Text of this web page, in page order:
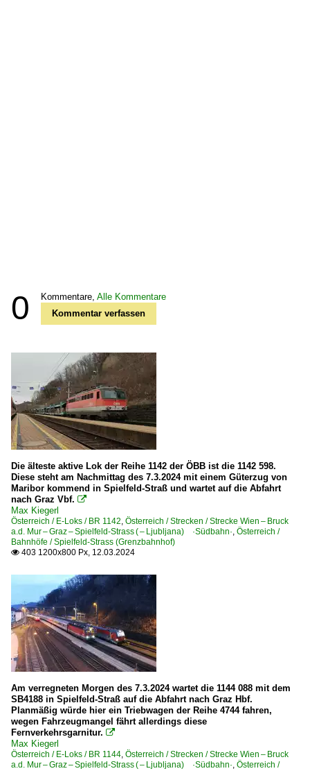
0 Kommentare, Alle Kommentare
Kommentar verfassen
Die älteste aktive Lok der Reihe 1142 der ÖBB ist die 1142 598.
Diese steht am Nachmittag des 7.3.2024 mit einem Güterzug von
Maribor kommend in Spielfeld-Straß und wartet auf die Abfahrt
nach Graz Vbf. 
Max Kiegerl
Österreich / E-Loks / BR 1142, Österreich / Strecken / Strecke Wien – Bruck
a.d. Mur – Graz – Spielfeld-Strass ( – Ljubljana) ·Südbahn·, Österreich /
Bahnhöfe / Spielfeld-Strass (Grenzbahnhof)
 403 1200x800 Px, 12.03.2024
Am verregneten Morgen des 7.3.2024 wartet die 1144 088 mit dem
SB4188 in Spielfeld-Straß auf die Abfahrt nach Graz Hbf.
Planmäßig würde hier ein Triebwagen der Reihe 4744 fahren,
wegen Fahrzeugmangel fährt allerdings diese
Fernverkehrsgarnitur. 
Max Kiegerl
Österreich / E-Loks / BR 1144, Österreich / Strecken / Strecke Wien – Bruck
a.d. Mur – Graz – Spielfeld-Strass ( – Ljubljana) ·Südbahn·, Österreich /